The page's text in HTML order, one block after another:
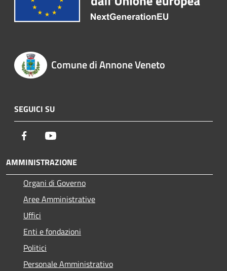
Comune di Annone Veneto
SEGUICI SU
Facebook
AMMINISTRAZIONE
Organi di Governo
Aree Amministrative
Uffici
Enti e fondazioni
Politici
Personale Amministrativo